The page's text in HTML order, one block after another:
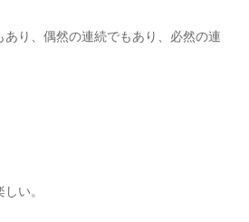
あり、偶然の連続でもあり、必然の連
い。